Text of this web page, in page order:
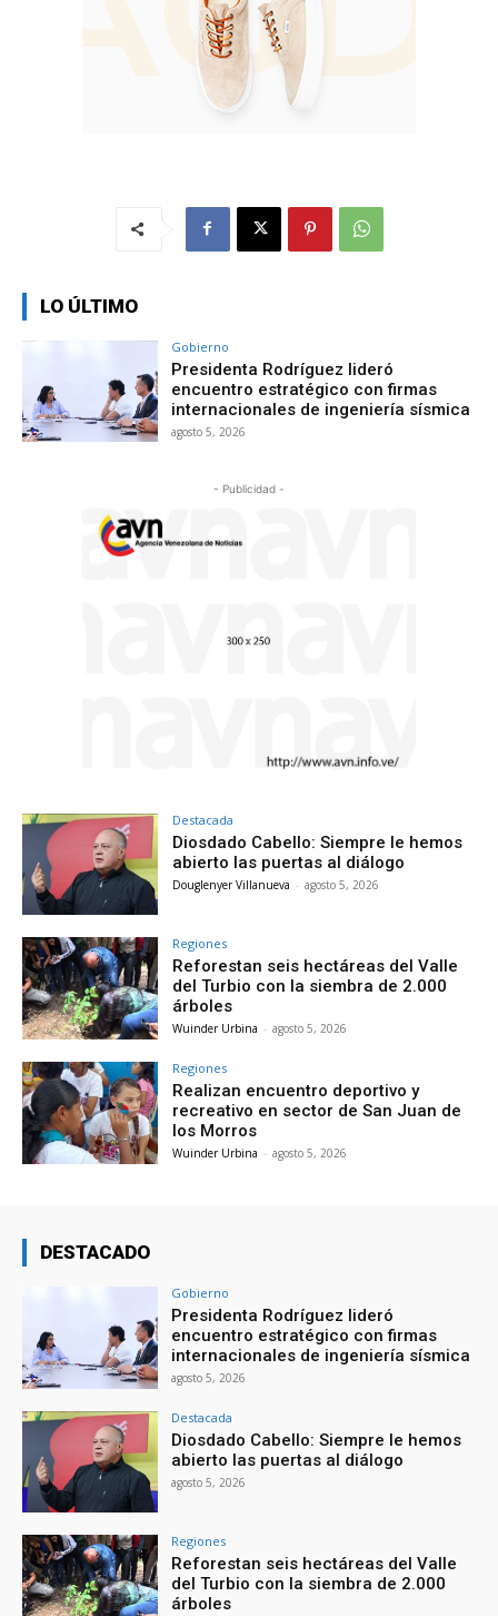
LO ÚLTIMO
Gobierno
Presidenta Rodríguez lideró
encuentro estratégico con firmas
internacionales de ingeniería sísmica
agosto 5, 2026
- Publicidad -
Destacada
Diosdado Cabello: Siempre le hemos
abierto las puertas al diálogo
Douglenyer Villanueva - agosto 5, 2026
Regiones
Reforestan seis hectáreas del Valle
del Turbio con la siembra de 2.000
árboles
Wuinder Urbina - agosto 5, 2026
Regiones
Realizan encuentro deportivo y
recreativo en sector de San Juan de
los Morros
Wuinder Urbina - agosto 5, 2026
DESTACADO
Gobierno
Presidenta Rodríguez lideró
encuentro estratégico con firmas
internacionales de ingeniería sísmica
agosto 5, 2026
Destacada
Diosdado Cabello: Siempre le hemos
abierto las puertas al diálogo
agosto 5, 2026
Regiones
Reforestan seis hectáreas del Valle
del Turbio con la siembra de 2.000
árboles